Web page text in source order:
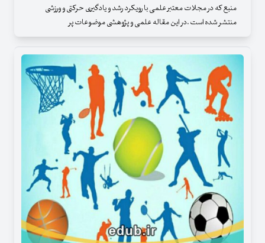
منبع که در مجلات معتبر علمی با رویکرد رشد و یادگیری حرکتی و ورزشی
منتشر شده است .در این مقاله علمی و پژوهشی موضوعات پر